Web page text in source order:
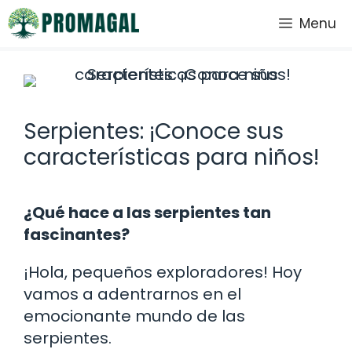
Saltar
al
Menu
Serpientes: ¡Conoce sus
características para niños!
¿Qué hace a las serpientes tan
fascinantes?
¡Hola, pequeños exploradores! Hoy
vamos a adentrarnos en el
emocionante mundo de las
serpientes.